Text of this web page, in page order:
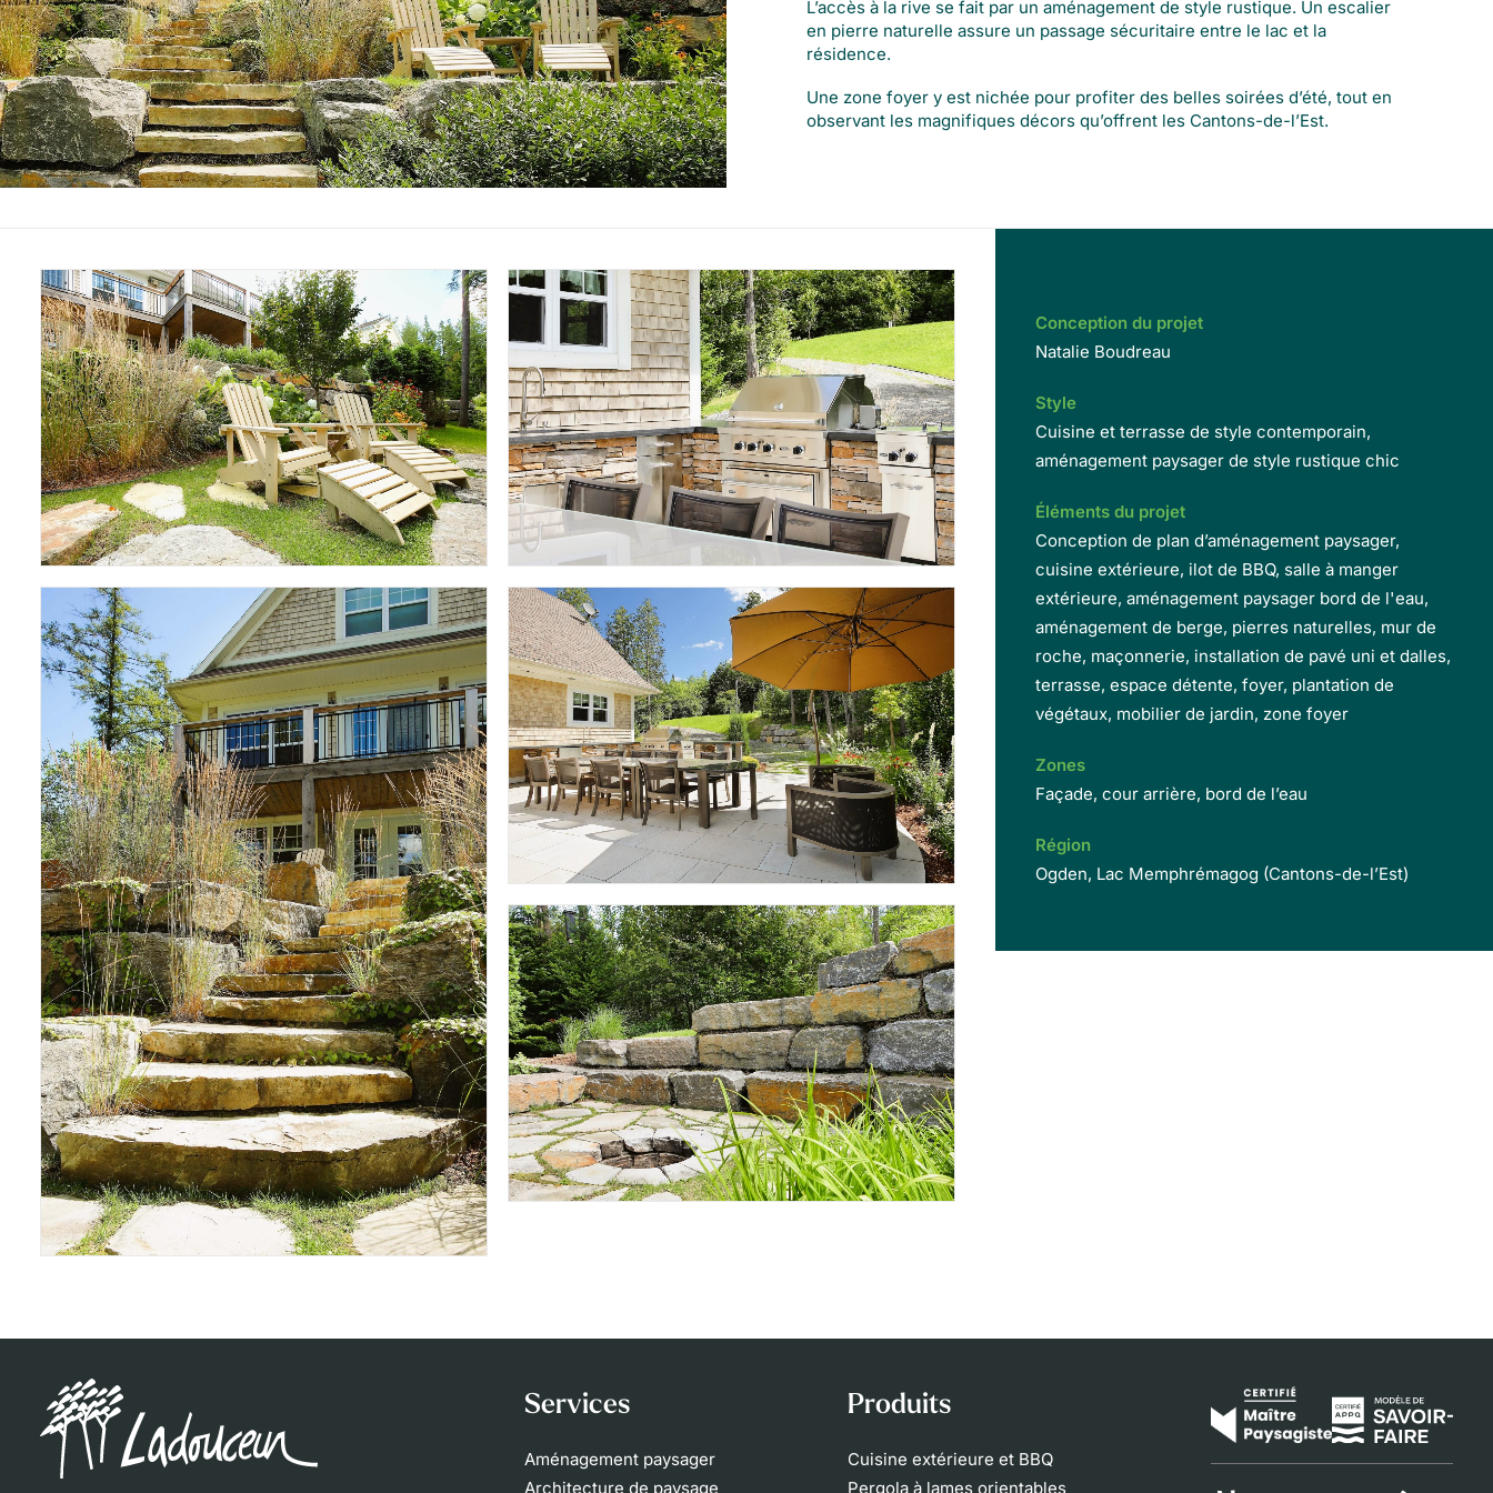
L’accès à la rive se fait par un aménagement de style rustique. Un escalier
en pierre naturelle assure un passage sécuritaire entre le lac et la
résidence.
Une zone foyer y est nichée pour profiter des belles soirées d’été, tout en
observant les magnifiques décors qu’offrent les Cantons-de-l’Est.
Conception du projet
Natalie Boudreau
Style
Cuisine et terrasse de style contemporain,
aménagement paysager de style rustique chic
Éléments du projet
Conception de plan d’aménagement paysager,
cuisine extérieure, ilot de BBQ, salle à manger
extérieure, aménagement paysager bord de l'eau,
aménagement de berge, pierres naturelles, mur de
roche, maçonnerie, installation de pavé uni et dalles,
terrasse, espace détente, foyer, plantation de
végétaux, mobilier de jardin, zone foyer
Zones
Façade, cour arrière, bord de l’eau
Région
Ogden, Lac Memphrémagog (Cantons-de-l’Est)
Services
Aménagement paysager
Architecture de paysage
Produits
Cuisine extérieure et BBQ
Pergola à lames orientables